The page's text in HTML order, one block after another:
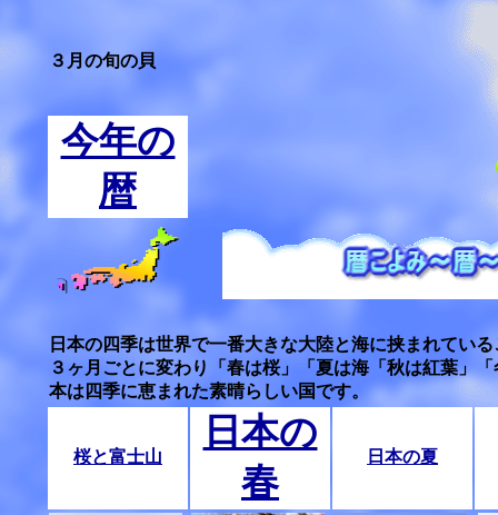
３月の旬の貝
今年の
暦
日本の四季は世界で一番大きな大陸と海に挟まれてい
３ヶ月ごとに変わり「春は桜」「夏は海「秋は紅葉」
本は四季に恵まれた素晴らしい国です。
桜と富士山
日本の
春
日本の夏